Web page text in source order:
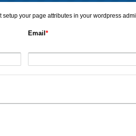
setup your page attributes in your wordpress
Email *